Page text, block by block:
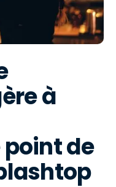
à
de